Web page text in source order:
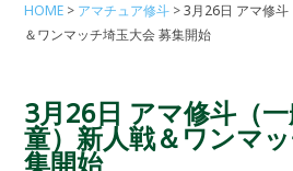
HOME アマチュア修斗
3月26日 アマ修
＆ワンマッチ埼玉大会 募集開始
3月26日 アマ修斗（
童）新人戦＆ワンマ
集開始